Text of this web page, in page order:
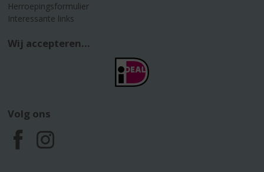
Herroepingsformulier
Interessante links
Wij accepteren...
Volg ons
F
I